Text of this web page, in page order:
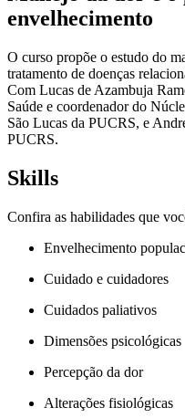
envelhecimento
O curso propõe o estudo do
tratamento de doenças
Com Lucas de Azambuja
Saúde e coordenador do
São Lucas da PUCRS, e
PUCRS.
Skills
Confira as habilidades que
Envelhecimento
Cuidado e cuidadores
Cuidados paliativos
Dimensões psicológicas
Percepção da dor
Alterações fisiológicas